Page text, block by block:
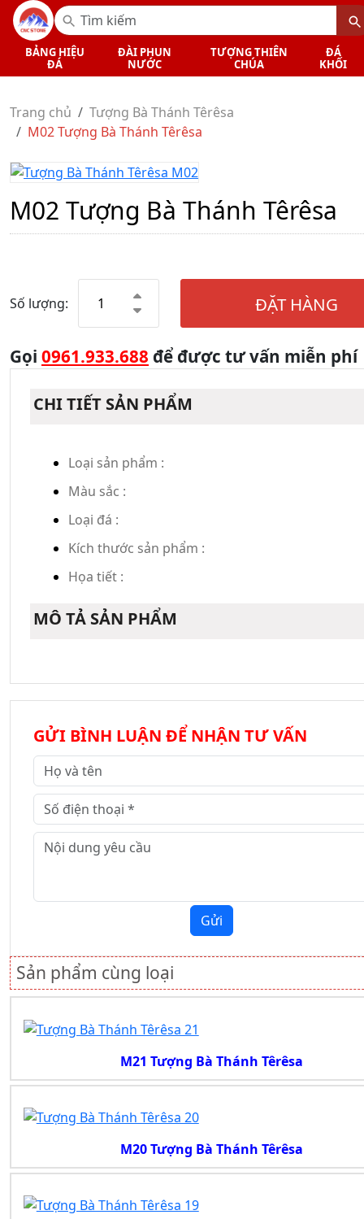
BẢNG HIỆU
ĐÁ
ĐÀI PHUN
NƯỚC
TƯỢNG THIÊN
CHÚA
ĐÁ
KHỐI
Trang chủ
Tượng Bà Thánh Têrêsa
M02 Tượng Bà Thánh Têrêsa
M02 Tượng Bà Thánh Têrêsa
Số lượng: ĐẶT HÀNG
Gọi 0961.933.688 để được tư vấn miễn phí
CHI TIẾT SẢN PHẨM
Loại sản phẩm :
Màu sắc :
Loại đá :
Kích thước sản phẩm :
Họa tiết :
MÔ TẢ SẢN PHẨM
GỬI BÌNH LUẬN ĐỂ NHẬN TƯ VẤN
Gửi
Sản phẩm cùng loại
M21 Tượng Bà Thánh Têrêsa
M20 Tượng Bà Thánh Têrêsa